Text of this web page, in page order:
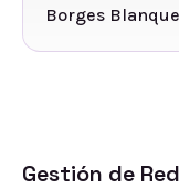
Borges
Gestión de